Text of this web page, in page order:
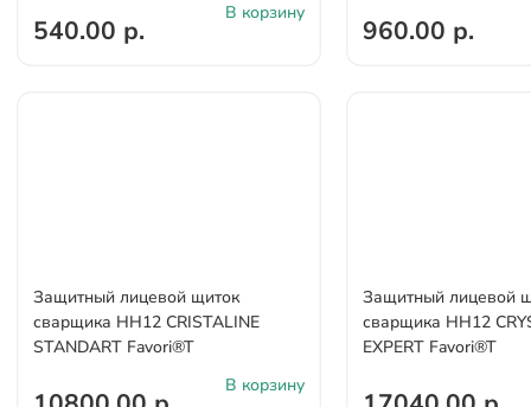
540.00 р.
В корзину
960.00 р.
Защитный лицевой щиток
сварщика НН12 CRISTALINE
STANDARТ Favori®T
В корзину
Защитный лицевой
сварщика НН12
EXPERT Favori®T